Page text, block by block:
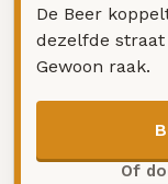
De Beer
dezelfde straat
Gewoon raak.
Of